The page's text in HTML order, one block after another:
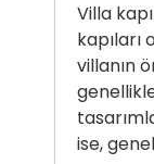
Villa
kapıları
villanın
ise,